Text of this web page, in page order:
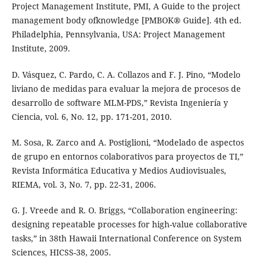
Project Management Institute, PMI, A Guide to the project
management body ofknowledge [PMBOK® Guide]. 4th ed.
Philadelphia, Pennsylvania, USA: Project Management
Institute, 2009.
D. Vásquez, C. Pardo, C. A. Collazos and F. J. Pino, “Modelo
liviano de medidas para evaluar la mejora de procesos de
desarrollo de software MLM-PDS,” Revista Ingeniería y
Ciencia, vol. 6, No. 12, pp. 171-201, 2010.
M. Sosa, R. Zarco and A. Postiglioni, “Modelado de aspectos
de grupo en entornos colaborativos para proyectos de TI,”
Revista Informática Educativa y Medios Audiovisuales,
RIEMA, vol. 3, No. 7, pp. 22-31, 2006.
G. J. Vreede and R. O. Briggs, “Collaboration engineering:
designing repeatable processes for high-value collaborative
tasks,” in 38th Hawaii International Conference on System
Sciences, HICSS-38, 2005.